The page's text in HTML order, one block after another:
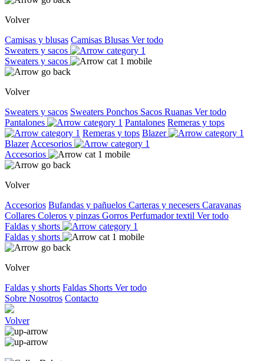
Volver
Camisas y blusas Camisas Blusas Ver todo
Sweaters y sacos
Sweaters y sacos
Volver
Sweaters y sacos Sweaters Ponchos Sacos Ruanas Ver todo
Pantalones
Pantalones Remeras y tops
Remeras y tops Blazer
Blazer Accesorios
Accesorios
Volver
Accesorios Bufandas y pañuelos Carteras y necesers Caravanas
Collares Coleros y pinzas Gorros Perfumador textil Ver todo
Faldas y shorts
Faldas y shorts
Volver
Faldas y shorts Faldas Shorts Ver todo
Sobre Nosotros Contacto
Volver